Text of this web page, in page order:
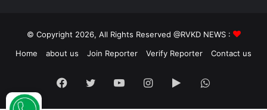
© Copyright 2026, All Rights Reserved @RVKD NEWS :
Home
about us Join Reporter Verify Reporter Contact us
Facebook
TwitterYouTubeInstagram
GoogleWhatsApp